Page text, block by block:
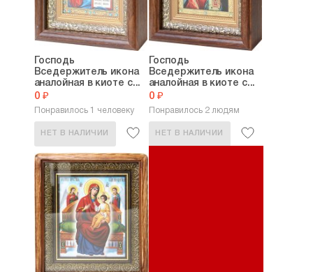
Господь
Вседержитель икона
аналойная в киоте с...
0 ₽
Понравилось 1 человеку
НЕТ В НАЛИЧИИ
Господь
Вседержитель икона
аналойная в киоте с...
0 ₽
Понравилось 2 людям
НЕТ В НАЛИЧИИ